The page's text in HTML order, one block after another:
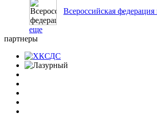
Всероссийская федерация
еще
партнеры